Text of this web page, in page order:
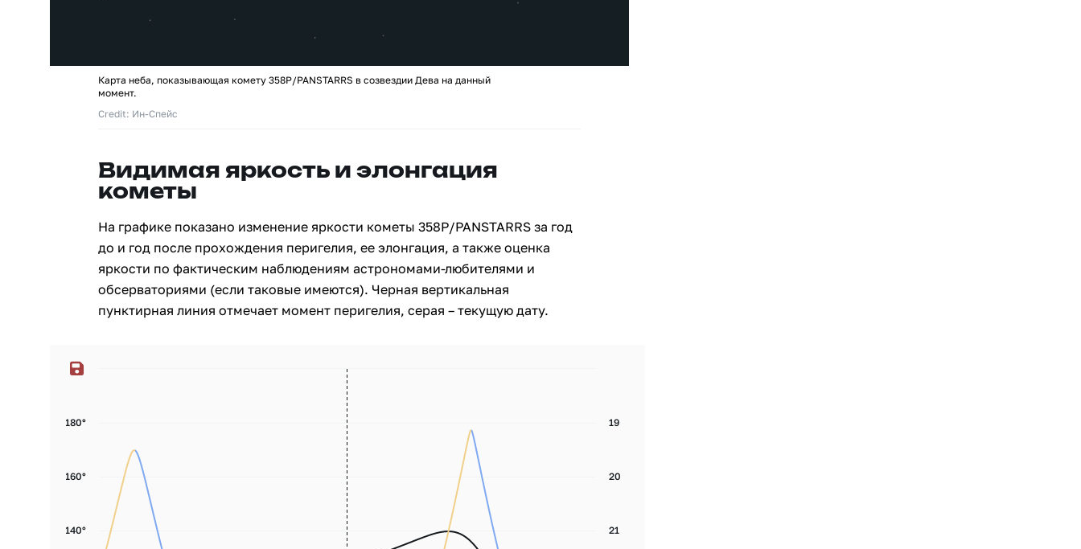
Карта неба, показывающая комету 358P/PANSTARRS в созвездии Дева на данный
момент.
Credit: Ин-Спейс
Видимая яркость и элонгация
кометы
На графике показано изменение яркости кометы 358P/PANSTARRS за год
до и год после прохождения перигелия, ее элонгация, а также оценка
яркости по фактическим наблюдениям астрономами-любителями и
обсерваториями (если таковые имеются). Черная вертикальная
пунктирная линия отмечает момент перигелия, серая – текущую дату.
19
20
21
140°
160°
180°